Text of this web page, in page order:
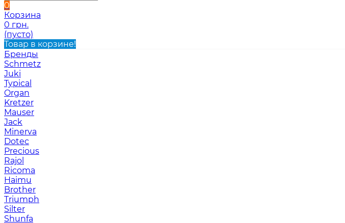
0
Корзина
0 грн.
(пусто)
Товар в корзине!
Бренды
Schmetz
Juki
Typical
Organ
Kretzer
Mauser
Jack
Minerva
Dotec
Precious
Rajol
Ricoma
Haimu
Brother
Triumph
Silter
Shunfa